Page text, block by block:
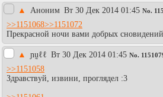
▲ Аноним Вт 30 Дек 2014 01:45 No.
>>1151068>>1151072
Прекрасной ночи вами добрых сновидений.
▲ ɲṵℓℓ Вт 30 Дек 2014 01:45 No.
>>1151058
Здравствуй, извини, проглядел :3